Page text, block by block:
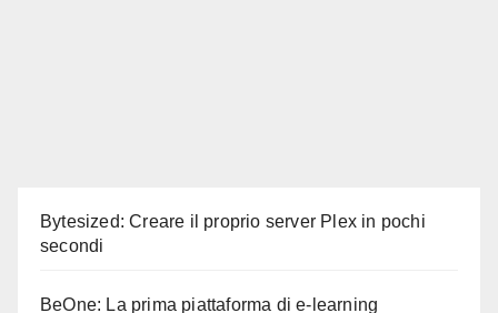
Bytesized: Creare il proprio server Plex in pochi
secondi
BeOne: La prima piattaforma di e-learning